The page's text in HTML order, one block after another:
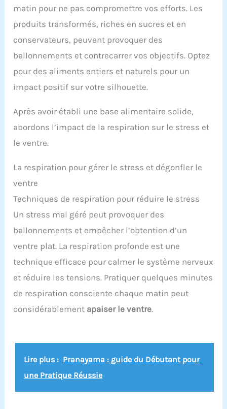
matin pour ne pas compromettre vos efforts. Les
produits transformés, riches en sucres et en
conservateurs, peuvent provoquer des
ballonnements et contrecarrer vos objectifs. Optez
pour des aliments entiers et naturels pour un
impact positif sur votre silhouette.
Après avoir établi une base alimentaire solide,
abordons l’impact de la respiration sur le stress et
le ventre.
La respiration pour gérer le stress et dégonfler le
ventre
Techniques de respiration pour réduire le stress
Un stress mal géré peut provoquer des
ballonnements et empêcher l’obtention d’un
ventre plat. La respiration profonde est une
technique efficace pour calmer le système nerveux
et réduire les tensions. Pratiquer quelques minutes
de respiration consciente chaque matin peut
considérablement apaiser le ventre.
Lire plus : Pranayama : guide du Débutant pour
une Pratique Réussie